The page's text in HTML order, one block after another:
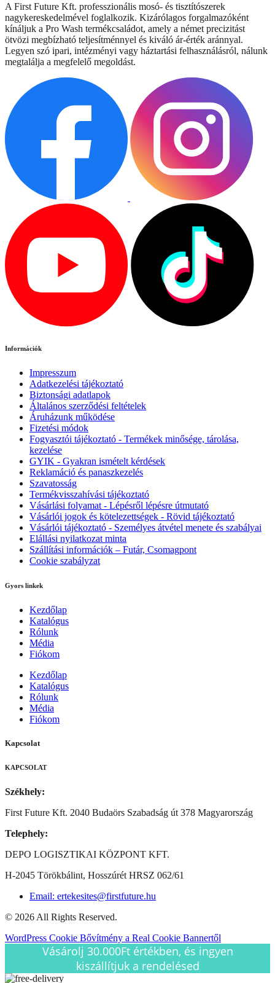
A First Future Kft. professzionális mosó- és tisztítószerek
nagykereskedelmével foglalkozik. Kizárólagos forgalmazóként
kínáljuk a Pro Wash termékcsaládot, amely a német precizitást
ötvözi megbízható teljesítménnyel és kiváló ár-érték aránnyal.
Legyen szó ipari, intézményi vagy háztartási felhasználásról, nálunk
megtalálja a megfelelő megoldást.
Információk
Impresszum
Adatkezelési tájékoztató
Biztonsági adatlapok
Általános szerződési feltételek
Áruházunk működése
Fizetési módok
Fogyasztói tájékoztató - Termékek minősége, tárolása,
kezelése
GYIK - Gyakran ismételt kérdések
Reklamáció és panaszkezelés
Szavatosság
Termékvisszahívási tájékoztató
Vásárlási folyamat - Lépésről lépésre útmutató
Vásárlói jogok és kötelezettségek - Rövid tájékoztató
Vásárlói tájékoztató - Személyes átvétel menete és szabályai
Elállási nyilatkozat minta
Szállítási információk – Futár, Csomagpont
Cookie szabályzat
Gyors linkek
Kezdőlap
Katalógus
Rólunk
Média
Fiókom
Kezdőlap
Katalógus
Rólunk
Média
Fiókom
Kapcsolat
KAPCSOLAT
Székhely:
First Future Kft. 2040 Budaörs Szabadság út 378 Magyarország
Telephely:
DEPO LOGISZTIKAI KÖZPONT KFT.
H-2045 Törökbálint, Hosszúrét HRSZ 062/61
Email: ertekesites@firstfuture.hu
© 2026 All Rights Reserved.
WordPress Cookie Bővítmény a Real Cookie Bannertől
Vásárolj 30.000Ft értékben, és ingyen
kiszállítjuk a rendelésed